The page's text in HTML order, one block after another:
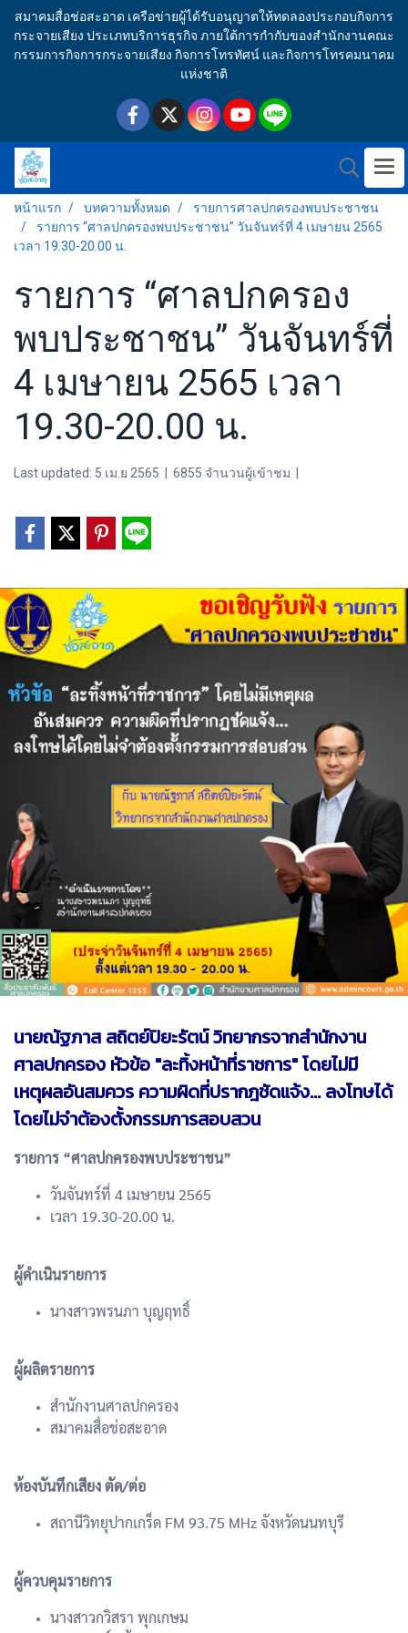
สมาคมสื่อช่อสะอาด เครือข่ายผู้ได้รับอนุญาตให้ทดลองประกอบกิจการ
กระจายเสียง ประเภทบริการธุรกิจ ภายใต้การกำกับของสำนักงานคณะ
กรรมการกิจการกระจายเสียง กิจการโทรทัศน์ และกิจการโทรคมนาคม
แห่งชาติ
หน้าแรก บทความทั้งหมด
รายการศาลปกครองพบประชาชน
รายการ “ศาลปกครองพบประชาชน” วันจันทร์ที่ 4 เมษายน 2565
เวลา 19.30-20.00 น.
รายการ “ศาลปกครอง
พบประชาชน” วันจันทร์ที่
4 เมษายน 2565 เวลา
19.30-20.00 น.
Last updated: 5 เม.ย 2565 6855 จำนวนผู้เข้าชม
นายณัฐภาส สถิตย์ปิยะรัตน์ วิทยากรจากสำนักงาน
ศาลปกครอง หัวข้อ "ละทิ้งหน้าที่ราชการ" โดยไม่มี
เหตุผลอันสมควร ความผิดที่ปรากฎชัดแจ้ง... ลงโทษได้
โดยไม่จำต้องตั้งกรรมการสอบสวน
รายการ “ศาลปกครองพบประชาชน”
วันจันทร์ที่ 4 เมษายน 2565
เวลา 19.30-20.00 น.
ผู้ดำเนินรายการ
นางสาวพรนภา บุญฤทธิ์
ผู้ผลิตรายการ
สำนักงานศาลปกครอง
สมาคมสื่อช่อสะอาด
ห้องบันทึกเสียง ตัด/ต่อ
สถานีวิทยุปากเกร็ด FM 93.75 MHz จังหวัดนนทบุรี
ผู้ควบคุมรายการ
นางสาวกวิสรา พุกเกษม